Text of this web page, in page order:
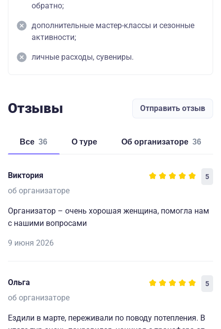
обратно;
дополнительные мастер-классы и сезонные
активности;
личные расходы, сувениры.
Отзывы Отправить отзыв
Все 36 о туре об организаторе 36
Виктория 5
об организаторе
Организатор – очень хорошая женщина, помогла нам
с нашими вопросами
9 июня 2026
Ольга 5
об организаторе
Ездили в марте, переживали по поводу потепления. В